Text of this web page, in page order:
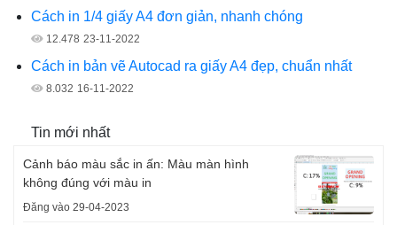
Cách in 1/4 giấy A4 đơn giản, nhanh chóng
12.478 23-11-2022
Cách in bản vẽ Autocad ra giấy A4 đẹp, chuẩn nhất
8.032 16-11-2022
Tin mới nhất
Cảnh báo màu sắc in ấn: Màu màn hình
không đúng với màu in
Đăng vào 29-04-2023